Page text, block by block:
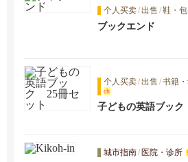
个人买卖/出售 /鞋・
ブックエンド
个人买卖/出售 /书籍
ch
子どもの英語ブッ
城市指南/ 医院・诊所